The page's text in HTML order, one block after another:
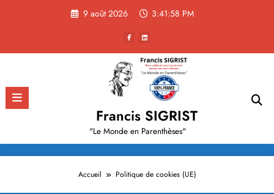
9 août 2026 3:41:58 PM
Francis SIGRIST
"Le Monde en Parenthèses"
Accueil Politique de cookies (UE)